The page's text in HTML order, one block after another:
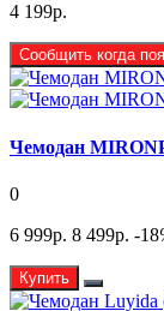
4 199р.
Сообщить когда
Чемодан
0
6 999р. 8 499р. -18
Купить